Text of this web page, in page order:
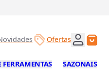
produtos
Ofertas
FERRAMENTAS SAZONAIS